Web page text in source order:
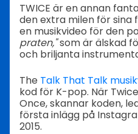
TWICE är en annan
den extra milen för sina
en musikvideo för den
praten,"som är älskad
och briljanta
The Talk That Talk
kod för K-pop. När
Once, skannar koden,
första inlägg på
2015.